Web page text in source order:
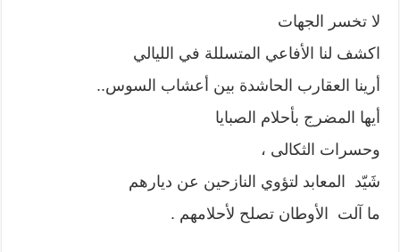
لا تخسر الجهات
اكشف لنا الأفاعي المتسللة في الليالي
أرينا العقارب الحاشدة بين أعشاب السوس..
أيها المضرج بأحلام الصبايا
وحسرات الثكالى ،
شَيّد المعابد لتؤوي النازحين عن ديارهم
ما آلت الأوطان تصلح لأحلامهم .